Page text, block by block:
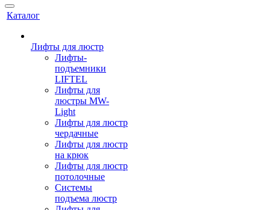
Каталог
Лифты для люстр
Лифты-
подъемники
LIFTEL
Лифты для
люстры MW-
Light
Лифты для люстр
чердачные
Лифты для люстр
на крюк
Лифты для люстр
потолочные
Системы
подъема люстр